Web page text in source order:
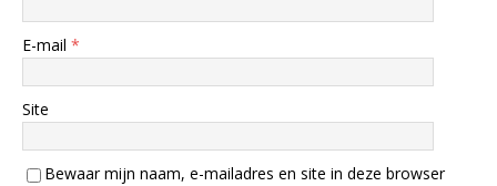
E-mail *
Site
Bewaar mijn naam, e-mailadres en site in deze browser